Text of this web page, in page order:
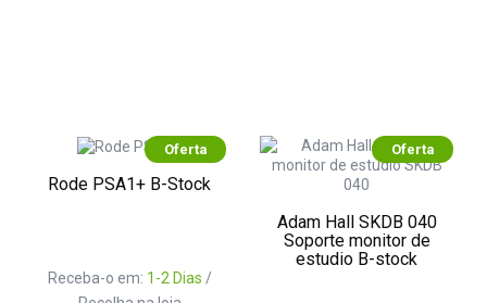
Oferta
Rode PSA1+ B-Stock
Receba-o em: 1-2 Dias /
Oferta
Adam Hall SKDB 040
Soporte monitor de
estudio B-stock